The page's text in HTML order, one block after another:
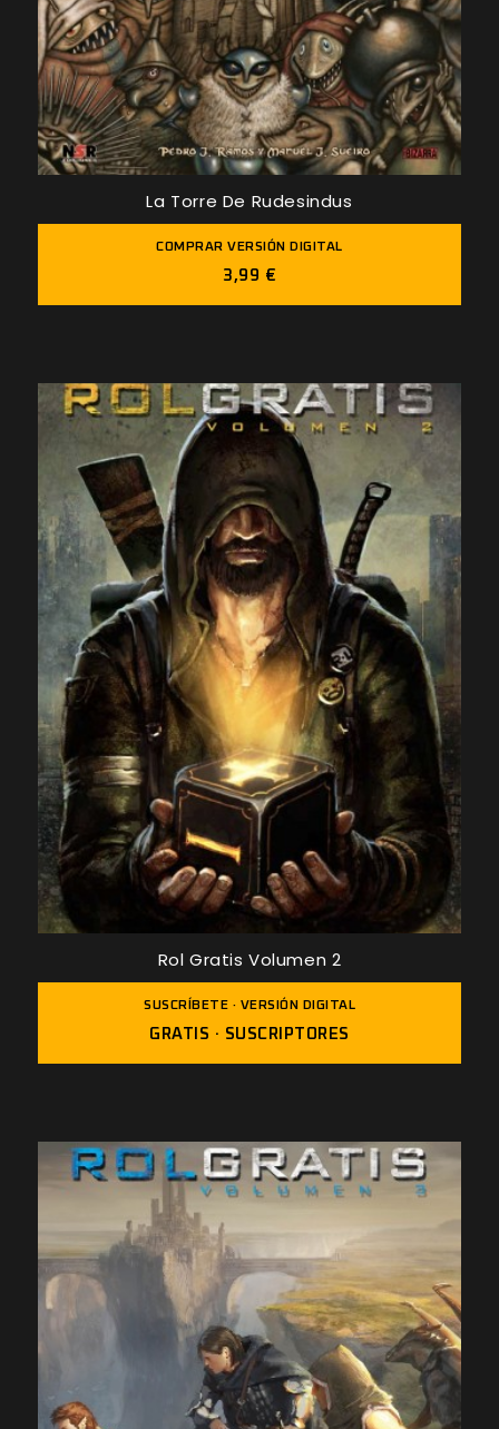
La Torre De Rudesindus
COMPRAR VERSIÓN DIGITAL
3,99 €
Rol Gratis Volumen 2
SUSCRÍBETE · VERSIÓN DIGITAL
GRATIS · SUSCRIPTORES